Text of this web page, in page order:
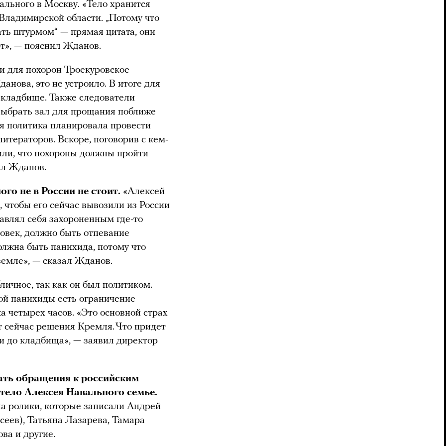
в Москву. «Тело хранится
области. „Потому что
штурмом“ — прямая цитата, они
— пояснил Жданов.
для похорон Троекуровское
это не устроило. В итоге для
Также следователи
зал для прощания поближе
политика планировала провести
Вскоре, поговорив с кем-
что похороны должны пройти
Жданов.
не в России не стоит. «Алексей
его сейчас вывозили из России
себя захороненным где-то
должно быть отпевание
быть панихида, потому что
— сказал Жданов.
так как он был политиком.
панихиды есть ограничение
четырех часов. «Это основной страх
решения Кремля. Что придет
до кладбища», — заявил директор
обращения к российским
Алексея Навального семье.
ролики, которые записали Андрей
Татьяна Лазарева, Тамара
и другие.